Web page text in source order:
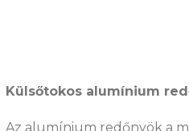
Külsőtokos alumínium
Az alumínium redőnyök a